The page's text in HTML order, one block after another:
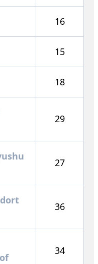
16
15
18
29
27
36
34